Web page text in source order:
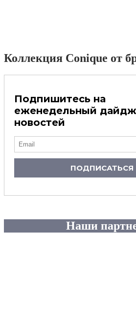
Коллекция Conique от
Подпишитесь на
еженедельный
новостей
ПОДПИСАТЬСЯ
Наши